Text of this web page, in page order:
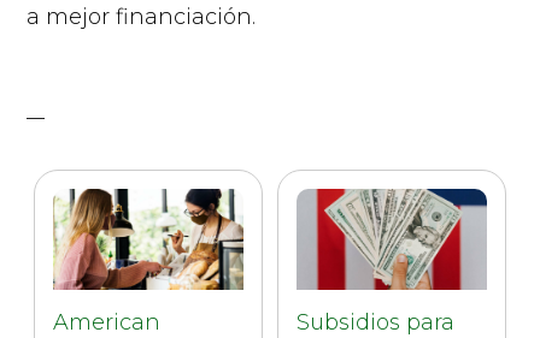
a mejor financiación.
American
Subsidios para